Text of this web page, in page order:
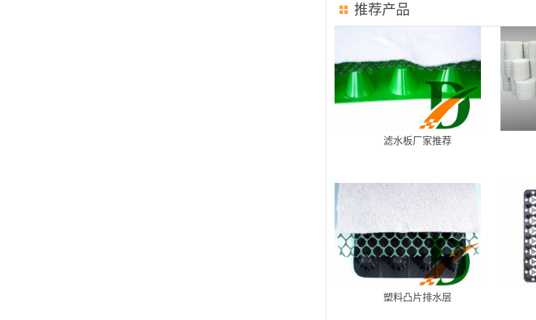
推荐产品
滤水板厂家推荐
塑料凸片排水层